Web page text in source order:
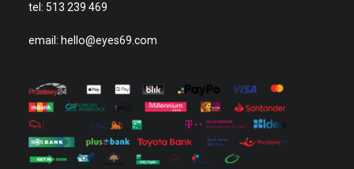
tel: 513 239 469
email: hello@eyes69.com